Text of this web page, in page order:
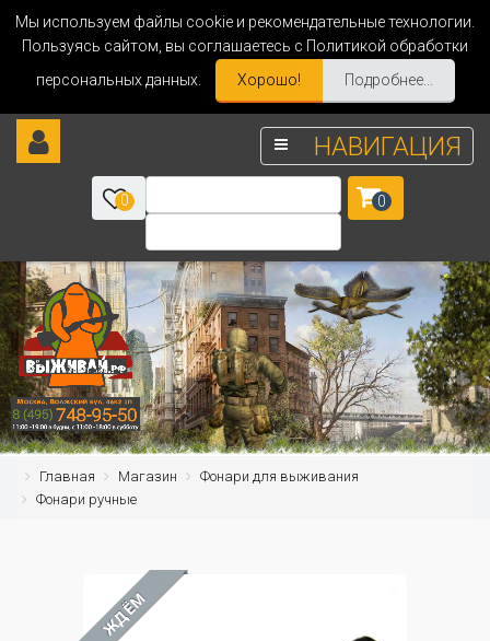
Мы используем файлы cookie и рекомендательные технологии.
Пользуясь сайтом, вы соглашаетесь с Политикой обработки
персональных данных.
Хорошо! Подробнее...
НАВИГАЦИЯ
0 0
Главная Магазин
Фонари для выживания
Фонари ручные
ЖДЁМ